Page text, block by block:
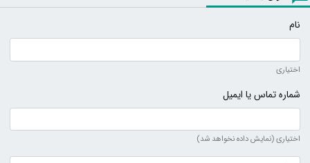
نام
اختیاری
شماره تماس یا ایمیل
اختیاری (نمایش داده نخواهد شد)